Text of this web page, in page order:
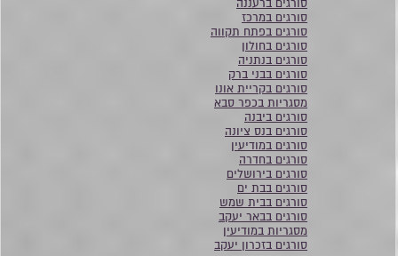
סורגים ברעננה
סורגים במרכז
סורגים בפתח תקווה
סורגים בחולון
סורגים בנתניה
סורגים בבני ברק
סורגים בקריית אונו
מסגריות בכפר סבא
סורגים ביבנה
סורגים בנס ציונה
סורגים במודיעין
סורגים בחדרה
סורגים בירושלים
סורגים בבת ים
סורגים בבית שמש
סורגים בבאר יעקב
מסגריות במודיעין
סורגים בזכרון יעקב